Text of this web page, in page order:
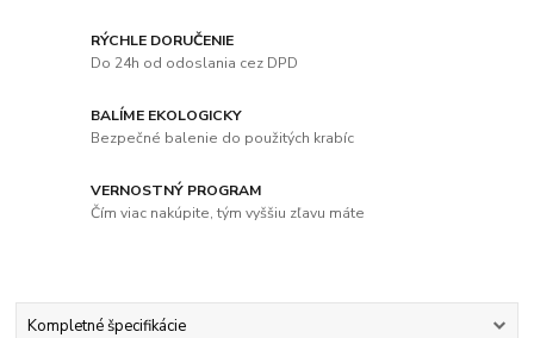
RÝCHLE DORUČENIE
Do 24h od odoslania cez DPD
BALÍME EKOLOGICKY
Bezpečné balenie do použitých krabíc
VERNOSTNÝ PROGRAM
Čím viac nakúpite, tým vyššiu zľavu máte
Kompletné špecifikácie